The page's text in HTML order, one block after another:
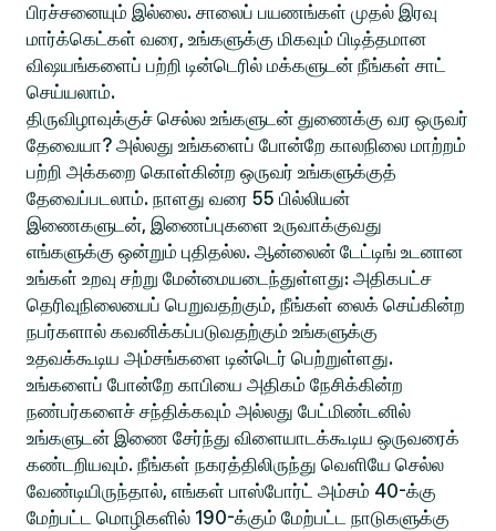
பிரச்சனையும் இல்லை. சாலைப் பயணங்கள் முதல் இரவு
மார்க்கெட்கள் வரை, உங்களுக்கு மிகவும் பிடித்தமான
விஷயங்களைப் பற்றி டின்டெரில் மக்களுடன் நீங்கள் சாட்
செய்யலாம்.
திருவிழாவுக்குச் செல்ல உங்களுடன் துணைக்கு வர ஒருவர்
தேவையா? அல்லது உங்களைப் போன்றே காலநிலை மாற்றம்
பற்றி அக்கறை கொள்கின்ற ஒருவர் உங்களுக்குத்
தேவைப்படலாம். நாளது வரை 55 பில்லியன்
இணைகளுடன், இணைப்புகளை உருவாக்குவது
எங்களுக்கு ஒன்றும் புதிதல்ல. ஆன்லைன் டேட்டிங் உடனான
உங்கள் உறவு சற்று மேன்மையடைந்துள்ளது: அதிகபட்ச
தெரிவுநிலையைப் பெறுவதற்கும், நீங்கள் லைக் செய்கின்ற
நபர்களால் கவனிக்கப்படுவதற்கும் உங்களுக்கு
உதவக்கூடிய அம்சங்களை டின்டெர் பெற்றுள்ளது.
உங்களைப் போன்றே காபியை அதிகம் நேசிக்கின்ற
நண்பர்களைச் சந்திக்கவும் அல்லது பேட்மிண்டனில்
உங்களுடன் இணை சேர்ந்து விளையாடக்கூடிய ஒருவரைக்
கண்டறியவும். நீங்கள் நகரத்திலிருந்து வெளியே செல்ல
வேண்டியிருந்தால், எங்கள் பாஸ்போர்ட் அம்சம் 40-க்கு
மேற்பட்ட மொழிகளில் 190-க்கும் மேற்பட்ட நாடுகளுக்கு